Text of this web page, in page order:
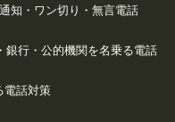
知・ワン切り・無言電話
銀行・公的機関を名乗る電話
電話対策